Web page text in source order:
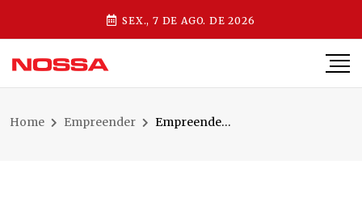
SEX., 7 DE AGO. DE 2026
Home Empreender Empreendedora transforma experiência pessoal em negócio e inaugura mercado saudável em Jaraguá do Sul